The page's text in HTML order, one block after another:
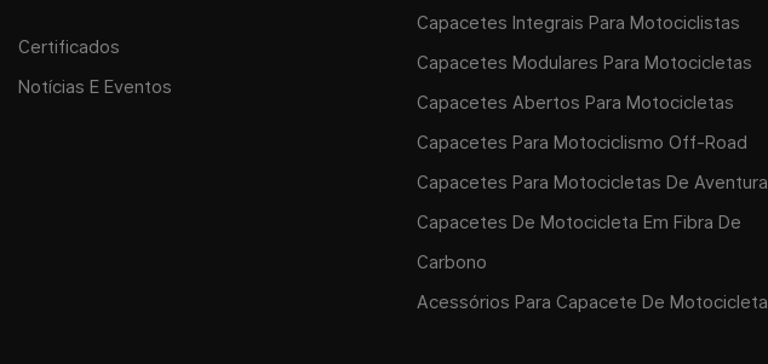
Certificados
Notícias E Eventos
Capacetes Integrais Para Motociclistas
Capacetes Modulares Para Motocicletas
Capacetes Abertos Para Motocicletas
Capacetes Para Motociclismo Off-Road
Capacetes Para Motocicletas De Aventura
Capacetes De Motocicleta Em Fibra De
Carbono
Acessórios Para Capacete De Motocicleta